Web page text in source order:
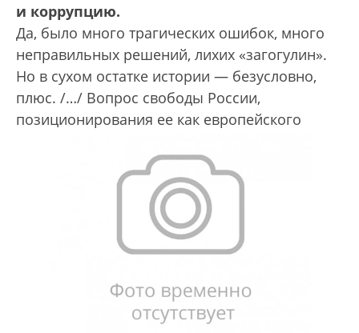
и коррупцию.
Да, было много трагических ошибок, много
неправильных решений, лихих «загогулин».
Но в сухом остатке истории — безусловно,
плюс. /…/ Вопрос свободы России,
позиционирования ее как европейского